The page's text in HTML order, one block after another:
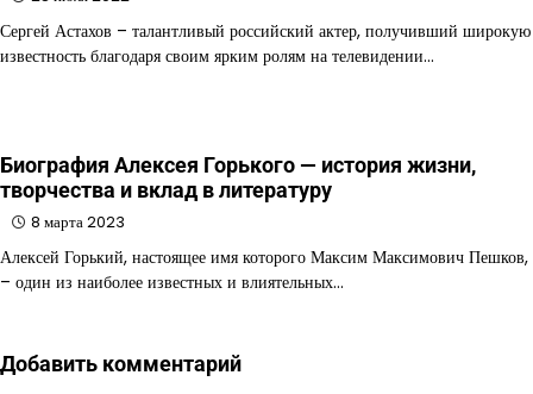
Сергей Астахов – талантливый российский актер, получивший широкую
известность благодаря своим ярким ролям на телевидении…
Биография Алексея Горького — история жизни,
творчества и вклад в литературу
8 марта 2023
Алексей Горький, настоящее имя которого Максим Максимович Пешков,
– один из наиболее известных и влиятельных…
Добавить комментарий